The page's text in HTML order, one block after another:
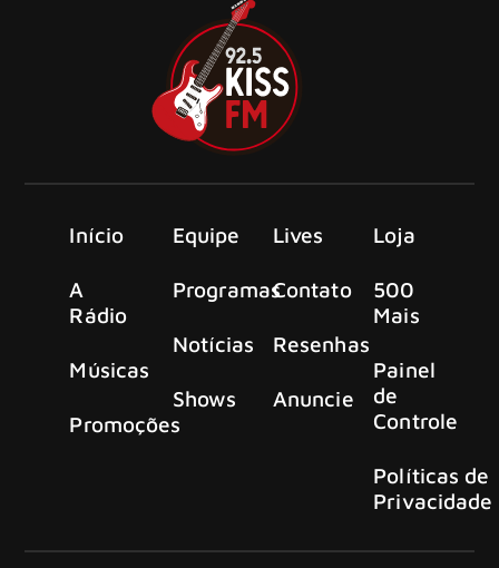
Início
A
Rádio
Músicas
Promoções
Equipe
Programas
Notícias
Shows
Lives
Contato
Resenhas
Anuncie
Loja
500
Mais
Painel
de
Controle
Políticas de
Privacidade